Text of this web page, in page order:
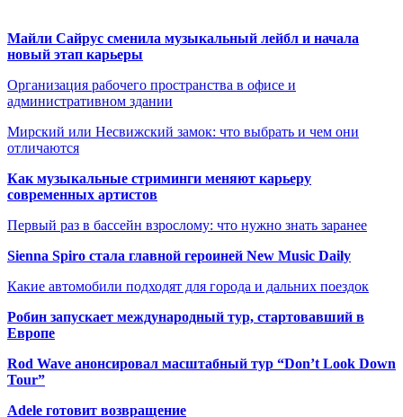
Майли Сайрус сменила музыкальный лейбл и начала
новый этап карьеры
Организация рабочего пространства в офисе и
административном здании
Мирский или Несвижский замок: что выбрать и чем они
отличаются
Как музыкальные стриминги меняют карьеру
современных артистов
Первый раз в бассейн взрослому: что нужно знать заранее
Sienna Spiro стала главной героиней New Music Daily
Какие автомобили подходят для города и дальних поездок
Робин запускает международный тур, стартовавший в
Европе
Rod Wave анонсировал масштабный тур “Don’t Look Down
Tour”
Adele готовит возвращение